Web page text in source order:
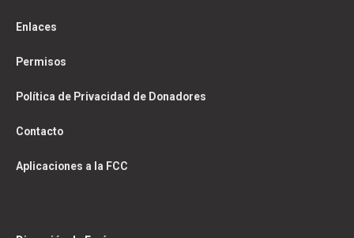
Enlaces
Permisos
Política de Privacidad de Donadores
Contacto
Aplicaciones a la FCC